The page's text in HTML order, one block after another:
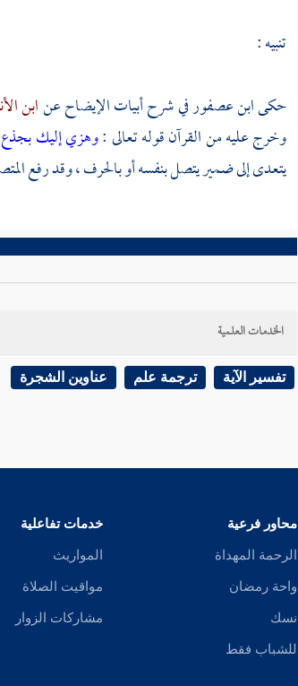
تنبيه :
حكىابن عصفورفي شرح أبيات الإيضاح عنابن
وخرج عليه من القرآن قوله تعالى :وهزي إليك بجذع
يتعدى إلى ضمير يتصل بنفسه أو بالحرف ، وقد رفع
الخدمات العلمية
تفسير الآية ترجمة علم عناوين الشجرة
محاور فرعية
الرحمة المهداة
واحة رمضان
نسك
للشباب فقط
خدمات تفاعلية
المواريث
مواقيت الصلاة
مشاركات الزوار